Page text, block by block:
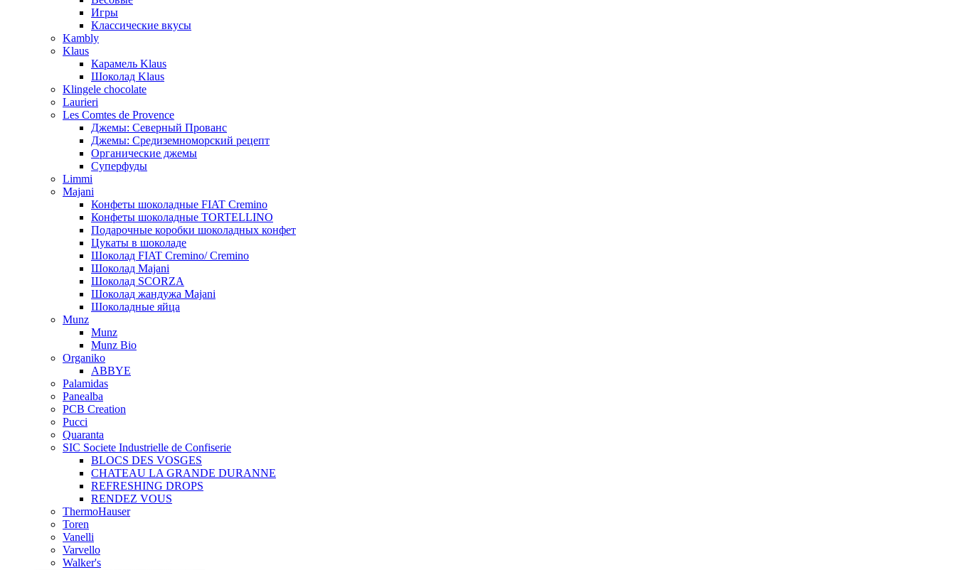
Игры
Классические вкусы
Kambly
Klaus
Карамель Klaus
Шоколад Klaus
Klingele chocolate
Laurieri
Les Comtes de Provence
Джемы: Северный Прованс
Джемы: Средиземноморский рецепт
Органические джемы
Суперфуды
Limmi
Majani
Конфеты шоколадные FIAT Cremino
Конфеты шоколадные TORTELLINO
Подарочные коробки шоколадных конфет
Цукаты в шоколаде
Шоколад FIAT Cremino/ Cremino
Шоколад Majani
Шоколад SCORZA
Шоколад жандужа Majani
Шоколадные яйца
Munz
Munz
Munz Bio
Organiko
ABBYE
Palamidas
Panealba
PCB Creation
Pucci
Quaranta
SIC Societe Industrielle de Confiserie
BLOCS DES VOSGES
CHATEAU LA GRANDE DURANNE
REFRESHING DROPS
RENDEZ VOUS
ThermoHauser
Toren
Vanelli
Varvello
Walker's